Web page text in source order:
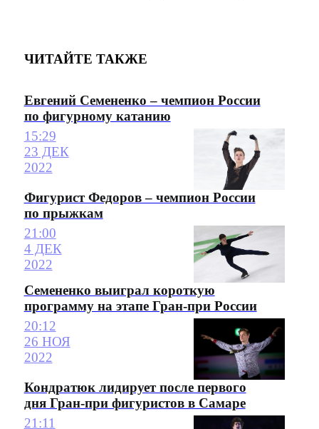
ЧИТАЙТЕ ТАКЖЕ
Евгений Семененко – чемпион России
по фигурному катанию
15:29
23 ДЕК
2022
Фигурист Федоров – чемпион России
по прыжкам
21:00
4 ДЕК
2022
Семененко выиграл короткую
программу на этапе Гран-при России
20:12
26 НОЯ
2022
Кондратюк лидирует после первого
дня Гран-при фигуристов в Самаре
21:11